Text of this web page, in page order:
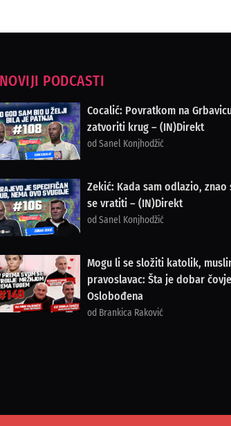
PODCASTI
Cocalić: Povratkom na
zatvoriti krug – (IN)Direkt
od Sanel Konjhodžić
Zekić: Kada sam odlazio, znao
se vratiti – (IN)Direkt
od Sanel Konjhodžić
Mogu li se složiti katolik,
pravoslavac: Šta je dobar
Oslobođena
od Brankica Raković